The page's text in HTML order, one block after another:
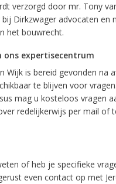
verzorgd door mr. Tony
Dirkzwager advocaten en
het bouwrecht.
ons expertisecentrum
Wijk is bereid gevonden na
te blijven voor
mag u kosteloos vragen
redelijkerwijs per mail of
of heb je specifieke
even contact op met